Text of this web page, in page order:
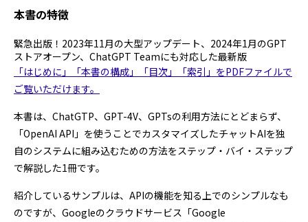
本書の特徴
緊急出版！2023年11月の大型アップデート、2024年1月のGPT
ストアオープン、ChatGPT Teamにも対応した最新版
「はじめに」「本書の構成」「目次」「索引」をPDFファイルで
ご覧いただけます。
本書は、ChatGTP、GPT-4V、GPTsの利用方法にとどまらず、
「OpenAI API」を使うことでカスタマイズしたチャットAIを独
自のシステムに組み込むための方法をステップ・バイ・ステップ
で解説した1冊です。
紹介しているサンプルは、APIの機能を知る上でのシンプルなも
のですが、Googleのクラウドサービス「Google